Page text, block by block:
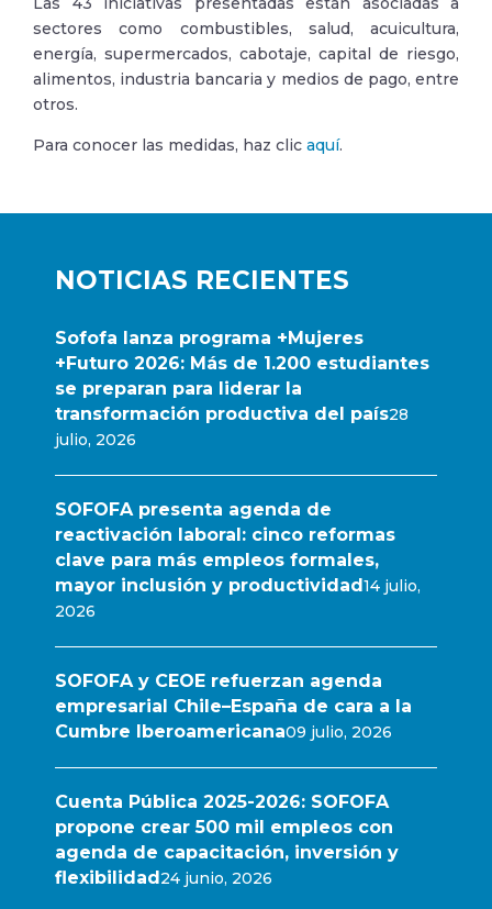
NOTICIAS RECIENTES
Sofofa lanza programa +Mujeres
+Futuro 2026: Más de 1.200 estudiantes
se preparan para liderar la
transformación productiva del país28
julio, 2026
SOFOFA presenta agenda de
reactivación laboral: cinco reformas
clave para más empleos formales,
mayor inclusión y productividad14 julio,
2026
SOFOFA y CEOE refuerzan agenda
empresarial Chile–España de cara a la
Cumbre Iberoamericana09 julio, 2026
Cuenta Pública 2025-2026: SOFOFA
propone crear 500 mil empleos con
agenda de capacitación, inversión y
flexibilidad24 junio, 2026
sectores como combustibles, salud, acuicultura,
energía, supermercados, cabotaje, capital de riesgo,
alimentos, industria bancaria y medios de pago, entre
otros.
Para conocer las medidas, haz clic aquí.